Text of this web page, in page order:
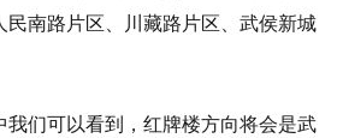
民南路片区、川藏路片区、武侯新城
我们可以看到，红牌楼方向将会是武